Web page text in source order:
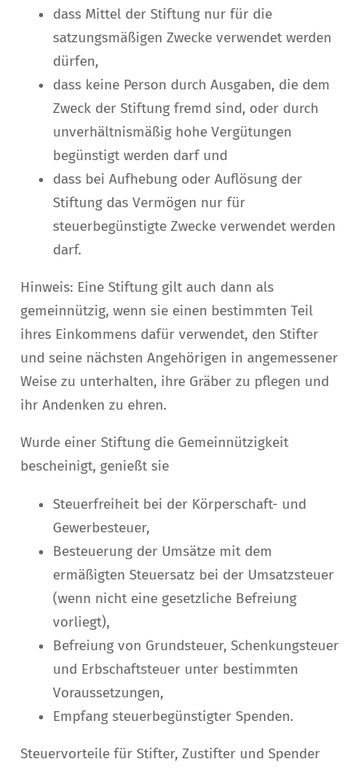
dass Mittel der Stiftung nur für die
satzungsmäßigen Zwecke verwendet werden
dürfen,
dass keine Person durch Ausgaben, die dem
Zweck der Stiftung fremd sind, oder durch
unverhältnismäßig hohe Vergütungen
begünstigt werden darf und
dass bei Aufhebung oder Auflösung der
Stiftung das Vermögen nur für
steuerbegünstigte Zwecke verwendet werden
darf.
Hinweis: Eine Stiftung gilt auch dann als
gemeinnützig, wenn sie einen bestimmten Teil
ihres Einkommens dafür verwendet, den Stifter
und seine nächsten Angehörigen in angemessener
Weise zu unterhalten, ihre Gräber zu pflegen und
ihr Andenken zu ehren.
Wurde einer Stiftung die Gemeinnützigkeit
bescheinigt, genießt sie
Steuerfreiheit bei der Körperschaft- und
Gewerbesteuer,
Besteuerung der Umsätze mit dem
ermäßigten Steuersatz bei der Umsatzsteuer
(wenn nicht eine gesetzliche Befreiung
vorliegt),
Befreiung von Grundsteuer, Schenkungsteuer
und Erbschaftsteuer unter bestimmten
Voraussetzungen,
Empfang steuerbegünstigter Spenden.
Steuervorteile für Stifter, Zustifter und Spender